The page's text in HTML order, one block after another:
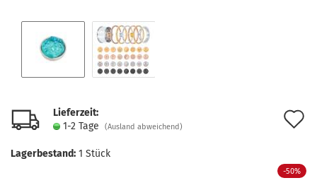
Lieferzeit:
1-2 Tage
(Ausland abweichend)
Lagerbestand: 1 Stück
-50%